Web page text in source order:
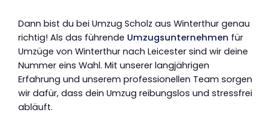
Dann bist du bei Umzug Scholz aus Winterthur genau
richtig! Als das führende Umzugsunternehmen für
Umzüge von Winterthur nach Leicester sind wir deine
Nummer eins Wahl. Mit unserer langjährigen
Erfahrung und unserem professionellen Team sorgen
wir dafür, dass dein Umzug reibungslos und stressfrei
abläuft.